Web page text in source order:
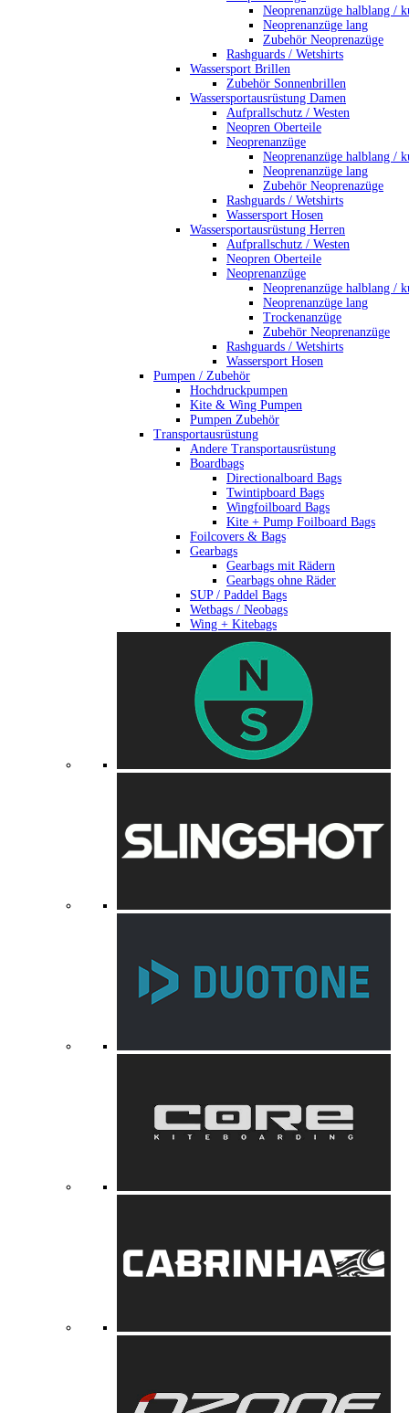
Neoprenanzüge halblang /
Neoprenanzüge lang
Zubehör Neoprenazüge
Rashguards / Wetshirts
Wassersport Brillen
Zubehör Sonnenbrillen
Wassersportausrüstung Damen
Aufprallschutz / Westen
Neopren Oberteile
Neoprenanzüge
Neoprenanzüge halblang /
Neoprenanzüge lang
Zubehör Neoprenazüge
Rashguards / Wetshirts
Wassersport Hosen
Wassersportausrüstung Herren
Aufprallschutz / Westen
Neopren Oberteile
Neoprenanzüge
Neoprenanzüge halblang /
Neoprenanzüge lang
Trockenanzüge
Zubehör Neoprenanzüge
Rashguards / Wetshirts
Wassersport Hosen
Pumpen / Zubehör
Hochdruckpumpen
Kite & Wing Pumpen
Pumpen Zubehör
Transportausrüstung
Andere Transportausrüstung
Boardbags
Directionalboard Bags
Twintipboard Bags
Wingfoilboard Bags
Kite + Pump Foilboard Bags
Foilcovers & Bags
Gearbags
Gearbags mit Rädern
Gearbags ohne Räder
SUP / Paddel Bags
Wetbags / Neobags
Wing + Kitebags